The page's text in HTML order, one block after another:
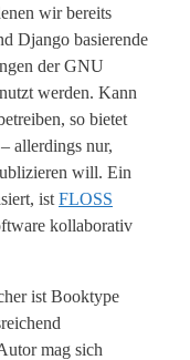
wir bereits
Django basierende
der GNU
werden. Kann
so bietet
allerdings nur,
will. Ein
ist FLOSS
kollaborativ
ist Booktype
mag sich